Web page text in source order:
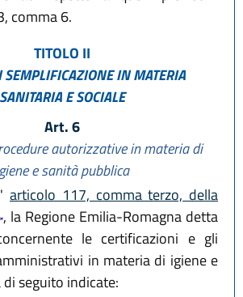
comma 6.
TITOLO II
IN MATERIA
SANITARIA E SOCIALE
Art. 6
autorizzative in materia di
e sanità pubblica
articolo 117, comma terzo, della
, la Regione Emilia-Romagna detta
le certificazioni e gli
in materia di igiene e
seguito indicate: